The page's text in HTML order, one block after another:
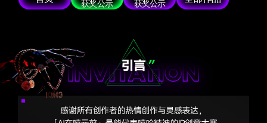
获奖公示 获奖公示